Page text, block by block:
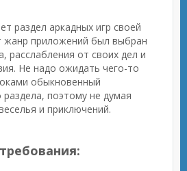
раздел аркадных игр своей
жанр приложений был выбран
расслабления от своих дел и
Не надо ожидать чего-то
обыкновенный
раздела, поэтому не думая
и приключений.